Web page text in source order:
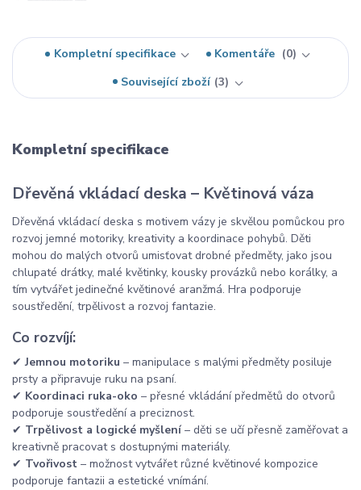
Kompletní specifikace Komentáře
0
Související zboží 3
Kompletní specifikace
Dřevěná vkládací deska – Květinová váza
Dřevěná vkládací deska s motivem vázy je skvělou pomůckou pro
rozvoj jemné motoriky, kreativity a koordinace pohybů. Děti
mohou do malých otvorů umisťovat drobné předměty, jako jsou
chlupaté drátky, malé květinky, kousky provázků nebo korálky, a
tím vytvářet jedinečné květinové aranžmá. Hra podporuje
soustředění, trpělivost a rozvoj fantazie.
Co rozvíjí:
✔Jemnou motoriku – manipulace s malými předměty posiluje
prsty a připravuje ruku na psaní.
✔ Koordinaci ruka-oko – přesné vkládání předmětů do otvorů
podporuje soustředění a preciznost.
✔ Trpělivost a logické myšlení– děti se učí přesně zaměřovat a
kreativně pracovat s dostupnými materiály.
✔ Tvořivost – možnost vytvářet různé květinové kompozice
podporuje fantazii a estetické vnímání.